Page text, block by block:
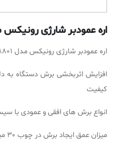
اره عمودبر شارژی رونیکس مدل
اره عمودبر شارژی رونیکس مدل 8801
افزایش اثربخشی برش دستگاه به
کیفیت
انواع برش های افقی و عمودی با
میزان عمق ایجاد برش در چوب 30 میلی متر